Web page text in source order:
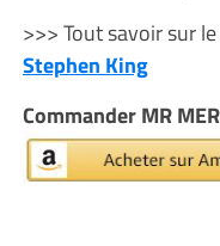
>>> Tout savoir sur
Stephen King
Commander MR